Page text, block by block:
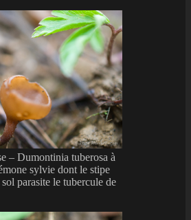
– Dumontinia tuberosa à
sylvie dont le stipe
parasite le tubercule de